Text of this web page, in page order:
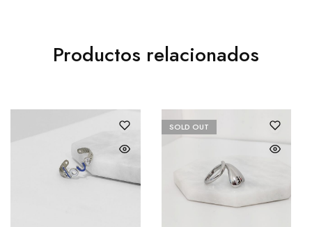
Productos relacionados
SOLD OUT